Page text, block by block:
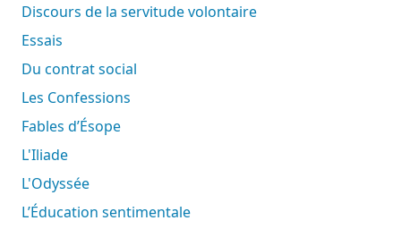
Discours de la servitude volontaire
Essais
Du contrat social
Les Confessions
Fables d’Ésope
L'Iliade
L'Odyssée
L’Éducation sentimentale